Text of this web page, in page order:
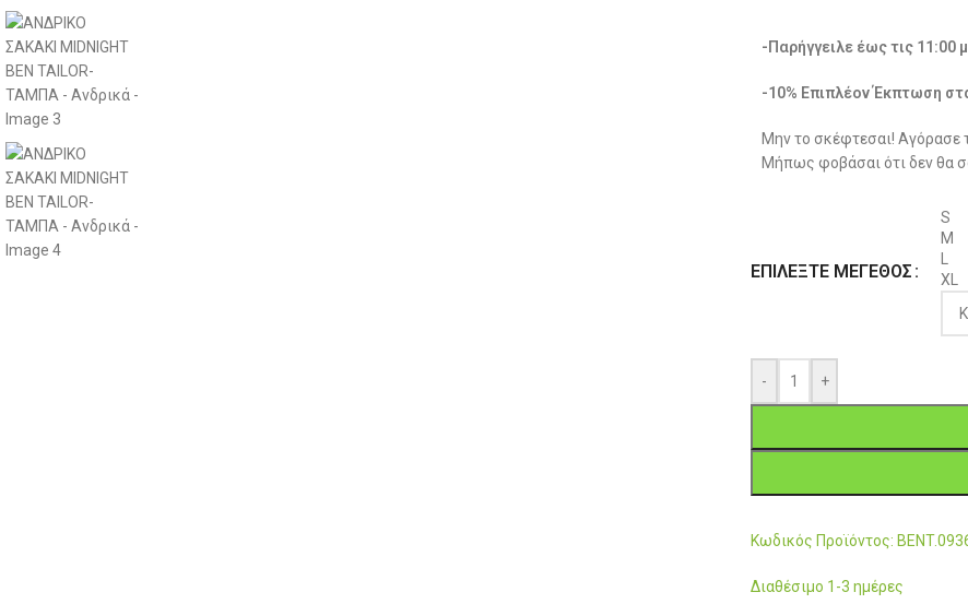
-Παρήγγειλε έως τις 11:00
-10% Επιπλέον Έκπτωση
Μην το σκέφτεσαι! Αγόρασε
Μήπως φοβάσαι ότι δεν θα
ΕΠΙΛΈΞΤΕ ΜΈΓΕΘΟΣ
S
M
XL
- +
Κωδικός Προϊόντος:
Διαθέσιμο 1-3 ημέρες